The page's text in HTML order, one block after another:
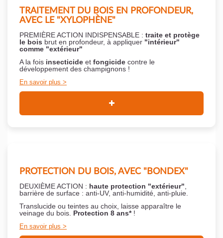
TRAITEMENT DU BOIS EN PROFONDEUR,
AVEC LE "XYLOPHÈNE"
PREMIÈRE ACTION INDISPENSABLE : traite et protège
le bois brut en profondeur, à appliquer "intérieur"
comme "extérieur"
A la fois insecticide et fongicide contre le
développement des champignons !
En savoir plus
PROTECTION DU BOIS, AVEC "BONDEX"
DEUXIÈME ACTION : haute protection "extérieur"
barrière de surface : anti-UV, anti-humidité, anti-pluie.
Translucide ou teintes au choix, laisse apparaître le
veinage du bois. Protection 8 ans*!
En savoir plus